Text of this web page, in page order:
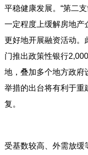
平稳健康发展。“第二
一定程度上缓解房地产
更好地开展融资活动。
门推出政策性银行
地，叠加多个地方政府
举措的出台将有利于重
复。
受基数较高、外需放缓